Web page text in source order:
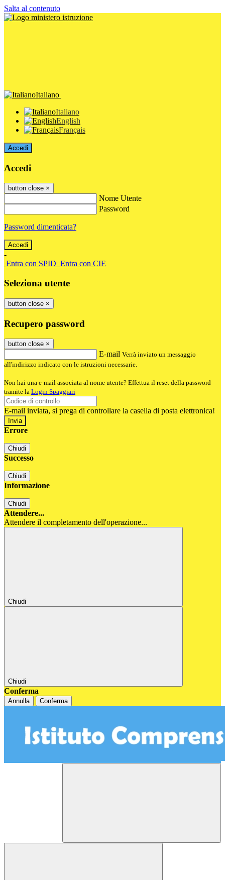
Salta al contenuto
Italiano
Italiano
English
Français
Accedi
Accedi
button close ×
Nome Utente
Password
Password dimenticata?
-
Entra con SPID Entra con CIE
Seleziona utente
button close ×
Recupero password
button close ×
E-mail Verrà inviato un messaggio
all'indirizzo indicato con le istruzioni necessarie.
Non hai una e-mail associata al nome utente? Effettua il reset della password
tramite la Login Spaggiari
E-mail inviata, si prega di controllare la casella di posta elettronica!
Errore
Chiudi
Successo
Chiudi
Informazione
Chiudi
Attendere...
Attendere il completamento dell'operazione...
Chiudi
Chiudi
Conferma
Annulla Conferma